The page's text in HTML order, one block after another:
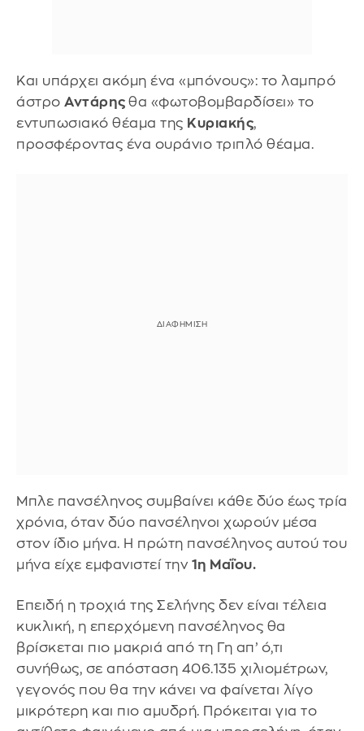
Και υπάρχει ακόμη ένα «μπόνους»: το λαμπρό
άστρο Αντάρης θα «φωτοβομβαρδίσει» το
εντυπωσιακό θέαμα της Κυριακής,
προσφέροντας ένα ουράνιο τριπλό θέαμα.
Μπλε πανσέληνος συμβαίνει κάθε δύο έως τρία
χρόνια, όταν δύο πανσέληνοι χωρούν μέσα
στον ίδιο μήνα. Η πρώτη πανσέληνος αυτού του
μήνα είχε εμφανιστεί την 1η Μαΐου.
Επειδή η τροχιά της Σελήνης δεν είναι τέλεια
κυκλική, η επερχόμενη πανσέληνος θα
βρίσκεται πιο μακριά από τη Γη απ’ ό,τι
συνήθως, σε απόσταση 406.135 χιλιομέτρων,
γεγονός που θα την κάνει να φαίνεται λίγο
μικρότερη και πιο αμυδρή. Πρόκειται για το